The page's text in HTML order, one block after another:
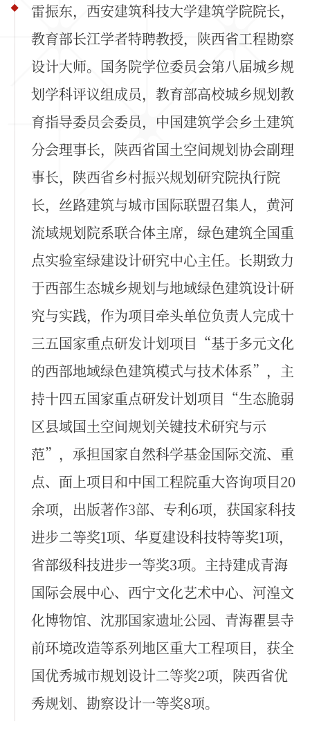
雷振东，西安建筑科技大学建筑学院院长，
教育部长江学者特聘教授，陕西省工程勘察
设计大师。国务院学位委员会第八届城乡规
划学科评议组成员，教育部高校城乡规划教
育指导委员会委员，中国建筑学会乡土建筑
分会理事长，陕西省国土空间规划协会副理
事长，陕西省乡村振兴规划研究院执行院
长，丝路建筑与城市国际联盟召集人，黄河
流域规划院系联合体主席，绿色建筑全国重
点实验室绿建设计研究中心主任。长期致力
于西部生态城乡规划与地域绿色建筑设计研
究与实践，作为项目牵头单位负责人完成十
三五国家重点研发计划项目“基于多元文化
的西部地域绿色建筑模式与技术体系”，主
持十四五国家重点研发计划项目“生态脆弱
区县域国土空间规划关键技术研究与示
范”，承担国家自然科学基金国际交流、重
点、面上项目和中国工程院重大咨询项目20
余项，出版著作3部、专利6项，获国家科技
进步二等奖1项、华夏建设科技特等奖1项，
省部级科技进步一等奖3项。主持建成青海
国际会展中心、西宁文化艺术中心、河湟文
化博物馆、沈那国家遗址公园、青海瞿昙寺
前环境改造等系列地区重大工程项目，获全
国优秀城市规划设计二等奖2项，陕西省优
秀规划、勘察设计一等奖8项。